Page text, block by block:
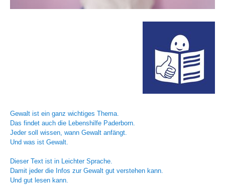
Gewalt ist ein ganz wichtiges Thema.
Das findet auch die Lebenshilfe Paderborn.
Jeder soll wissen, wann Gewalt anfängt.
Und was ist Gewalt.
Dieser Text ist in Leichter Sprache.
Damit jeder die Infos zur Gewalt gut verstehen kann.
Und gut lesen kann.